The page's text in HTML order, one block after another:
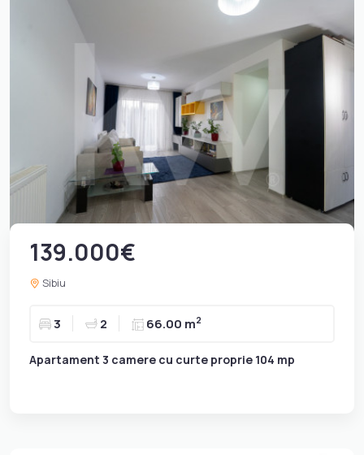
139.000€
Sibiu
3 2 66.00 m2
Apartament 3 camere cu curte proprie 104 mp